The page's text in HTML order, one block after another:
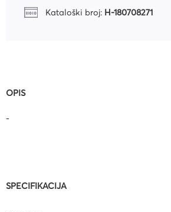
Kataloški broj: H-180708271
OPIS
-
SPECIFIKACIJA